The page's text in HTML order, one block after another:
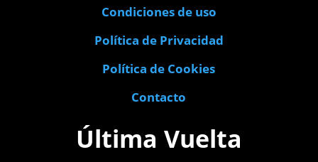
Condiciones de uso
Política de Privacidad
Política de Cookies
Contacto
Última Vuelta